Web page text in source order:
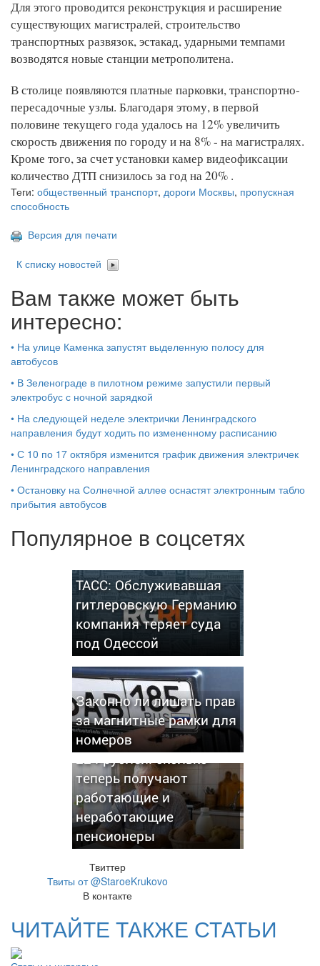
Для этого проводится реконструкция и расширение
существующих магистралей, строительство
транспортных развязок, эстакад, ударными темпами
возводятся новые станции метрополитена.
В столице появляются платные парковки, транспортно-
пересадочные узлы. Благодаря этому, в первой
половине текущего года удалось на 12% увеличить
скорость движения по городу и на 8% - на магистралях.
Кроме того, за счет установки камер видеофиксации
количество ДТП снизилось за год на 20% .
Теги: общественный транспорт, дороги Москвы, пропускная
способность
Версия для печати
К списку новостей
Вам также может быть
интересно:
• На улице Каменка запустят выделенную полосу для
автобусов
• В Зеленограде в пилотном режиме запустили первый
электробус с ночной зарядкой
• На следующей неделе электрички Ленинградского
направления будут ходить по измененному расписанию
• С 10 по 17 октября изменится график движения электричек
Ленинградского направления
• Остановку на Солнечной аллее оснастят электронным табло
прибытия автобусов
Популярное в соцсетях
ТАСС: Обслуживавшая
гитлеровскую Германию
компания теряет суда
под Одессой
Законно ли лишать прав
за магнитные рамки для
номеров
Пенсии выросли до 27
224 рублей: сколько
теперь получают
работающие и
неработающие
пенсионеры
Твиттер
Твиты от @StaroeKrukovo
В контакте
ЧИТАЙТЕ ТАКЖЕ СТАТЬИ